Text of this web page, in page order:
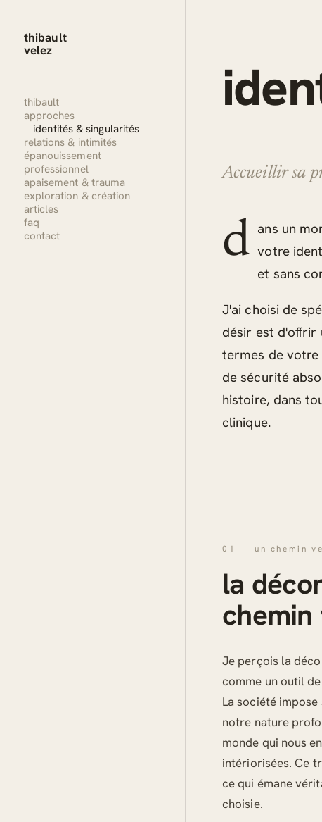
thibault
velez
thibault
approches
identités & singularités
relations & intimités
épanouissement
professionnel
apaisement & trauma
exploration & création
articles
faq
contact
Accueillir sa
d ans un
votre
et sans
J'ai choisi de
désir est d'offrir
termes de votre
de sécurité
histoire, dans
clinique.
01 — un chemin
la
Je perçois la
comme un outil
La société
notre nature
monde qui nous
intériorisées. Ce
ce qui émane
choisie.